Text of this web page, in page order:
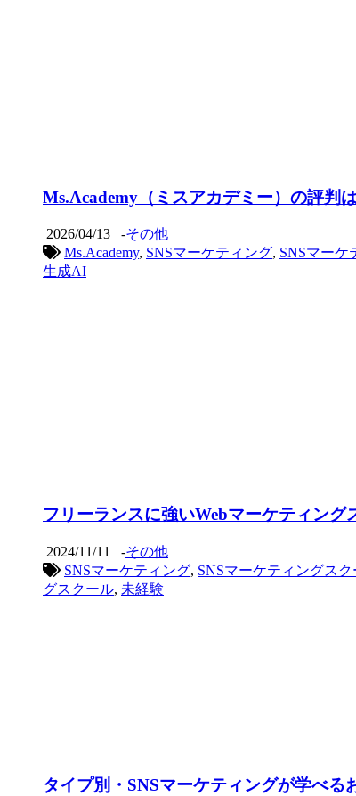
Ms.Academy（ミスアカデミー）の評判
2026/04/13 -その他
Ms.Academy, SNSマーケティング, SNSマーケ
生成AI
フリーランスに強いWebマーケティング
2024/11/11 -その他
SNSマーケティング, SNSマーケティングスク
グスクール, 未経験
タイプ別・SNSマーケティングが学べる